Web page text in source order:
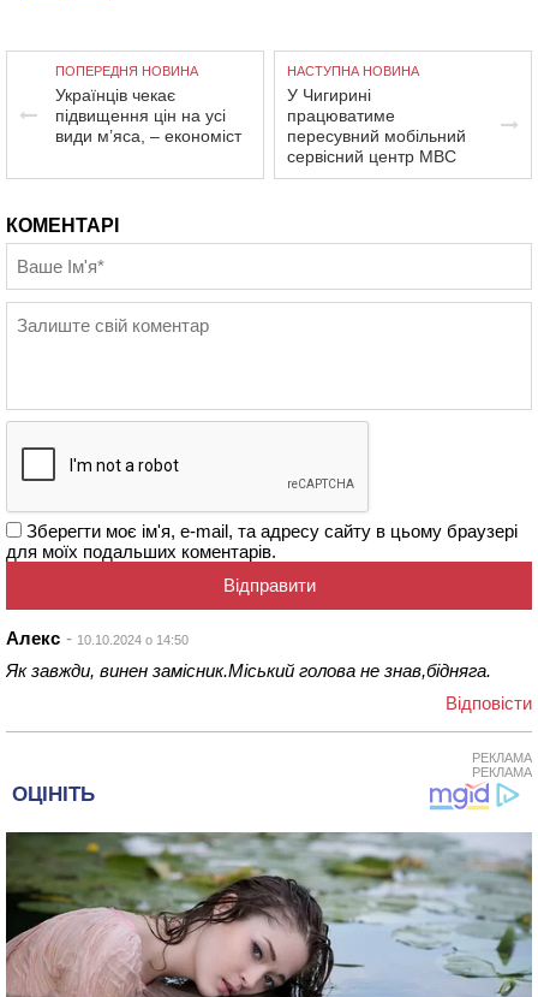
ПОПЕРЕДНЯ НОВИНА
Українців чекає
підвищення цін на усі
види м’яса, – економіст
НАСТУПНА НОВИНА
У Чигирині
працюватиме
пересувний мобільний
сервісний центр МВС
КОМЕНТАРІ
Зберегти моє ім'я, e-mail, та адресу сайту в цьому браузері
для моїх подальших коментарів.
Алекс 10.10.2024 о 14:50
Як завжди, винен замісник.Міський голова не знав,бідняга.
Відповіcти
РЕКЛАМА
РЕКЛАМА